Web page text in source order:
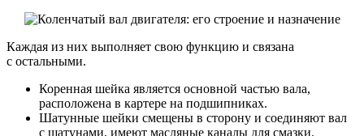
Каждая из них выполняет свою функцию и связана
с остальными.
Коренная шейка является основной частью вала,
расположена в картере на подшипниках.
Шатунные шейки смещены в сторону и соединяют вал
с шатунами, имеют масляные каналы для смазки.